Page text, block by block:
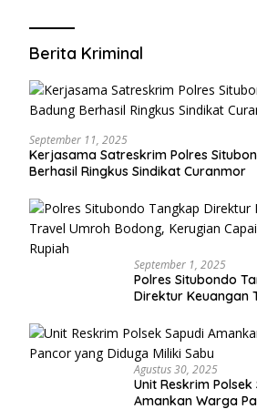
Berita Kriminal
September 11, 2025
Kerjasama Satreskrim Polres
Berhasil Ringkus Sindikat Curanmor
September 1, 2025
Polres Situbondo
Direktur Keuangan
Capai Miliaran
Agustus 30, 2025
Unit Reskrim Polsek
Amankan Warga